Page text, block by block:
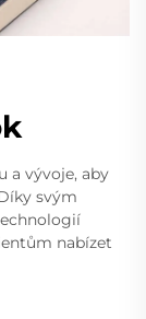
a vývoje, aby
svým
nabízet